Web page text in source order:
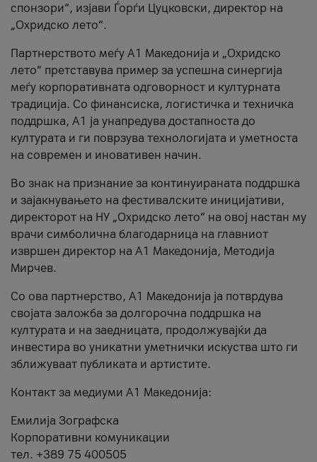
спонзори“, изјави Ѓорѓи Цуцковски, директор на
„Охридско лето“.
Партнерството меѓу A1 Македонија и „Охридско
лето“ претставува пример за успешна синергија
меѓу корпоративната одговорност и културната
традиција. Со финансиска, логистичка и техничка
поддршка, A1 ја унапредува достапноста до
културата и ги поврзува технологијата и уметноста
на современ и иновативен начин.
Во знак на признание за континуираната поддршка
и зајакнувањето на фестивалските иницијативи,
директорот на НУ „Охридско лето“ на овој настан му
врачи симболична благодарница на главниот
извршен директор на A1 Македонија, Методија
Мирчев.
Со ова партнерство, A1 Македонија ја потврдува
својата заложба за долгорочна поддршка на
културата и на заедницата, продолжувајќи да
инвестира во уникатни уметнички искуства што ги
зближуваат публиката и артистите.
Контакт за медиуми А1 Македонија:
Емилија Зографска
Корпоративни комуникации
тел. +389 75 400505